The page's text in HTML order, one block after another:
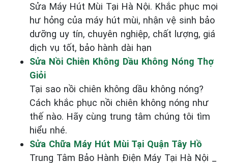
Sửa Máy Hút Mùi Tại Hà Nội. Khắc phục mọi
hư hỏng của máy hút mùi, nhận vệ sinh bảo
dưỡng uy tín, chuyên nghiệp, chất lượng, giá
dịch vụ tốt, bảo hành dài hạn
Sửa Nồi Chiên Không Dầu Không Nóng Thợ
Giỏi
Tại sao nồi chiên không dầu không nóng?
Cách khắc phục nồi chiên không nóng như
thế nào. Hãy cùng trung tâm chúng tôi tìm
hiểu nhé.
Sửa Chữa Máy Hút Mùi Tại Quận Tây Hồ
Trung Tâm Bảo Hành Điện Máy Tại Hà Nội _